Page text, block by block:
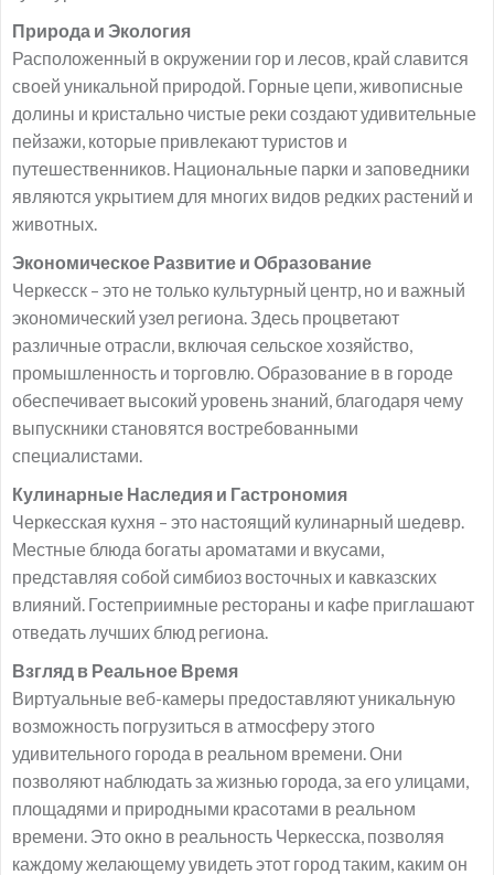
Природа и Экология
Расположенный в окружении гор и лесов, край славится
своей уникальной природой. Горные цепи, живописные
долины и кристально чистые реки создают удивительные
пейзажи, которые привлекают туристов и
путешественников. Национальные парки и заповедники
являются укрытием для многих видов редких растений и
животных.
Экономическое Развитие и Образование
Черкесск – это не только культурный центр, но и важный
экономический узел региона. Здесь процветают
различные отрасли, включая сельское хозяйство,
промышленность и торговлю. Образование в в городе
обеспечивает высокий уровень знаний, благодаря чему
выпускники становятся востребованными
специалистами.
Кулинарные Наследия и Гастрономия
Черкесская кухня – это настоящий кулинарный шедевр.
Местные блюда богаты ароматами и вкусами,
представляя собой симбиоз восточных и кавказских
влияний. Гостеприимные рестораны и кафе приглашают
отведать лучших блюд региона.
Взгляд в Реальное Время
Виртуальные веб-камеры предоставляют уникальную
возможность погрузиться в атмосферу этого
удивительного города в реальном времени. Они
позволяют наблюдать за жизнью города, за его улицами,
площадями и природными красотами в реальном
времени. Это окно в реальность Черкесска, позволяя
каждому желающему увидеть этот город таким, каким он